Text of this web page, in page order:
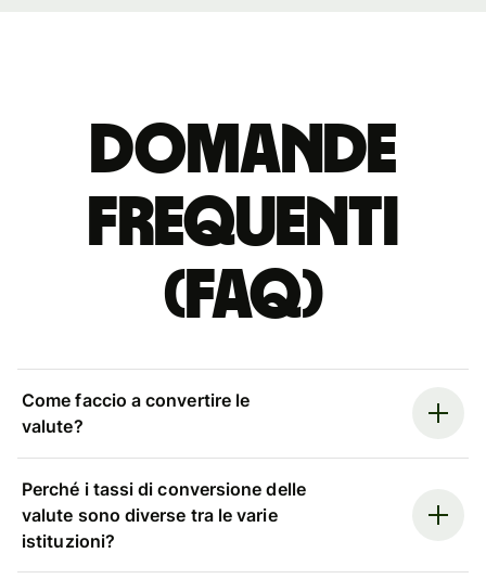
Domande
Frequenti
(FAQ)
Come faccio a convertire le
valute?
Perché i tassi di conversione delle
valute sono diverse tra le varie
istituzioni?